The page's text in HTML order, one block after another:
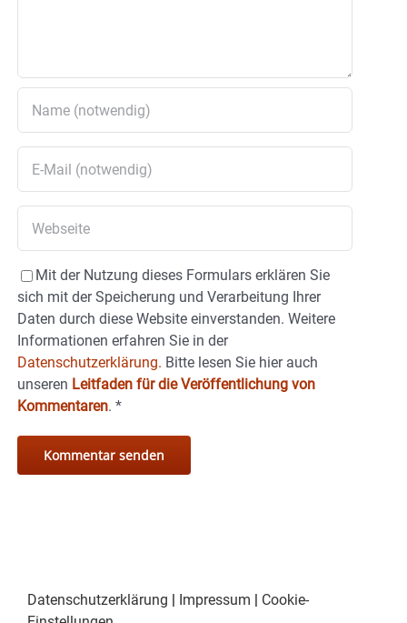
Mit der Nutzung dieses Formulars erklären Sie
sich mit der Speicherung und Verarbeitung Ihrer
Daten durch diese Website einverstanden. Weitere
Informationen erfahren Sie in der
Datenschutzerklärung. Bitte lesen Sie hier auch
unseren Leitfaden für die Veröffentlichung von
Kommentaren. *
Datenschutzerklärung | Impressum | Cookie-